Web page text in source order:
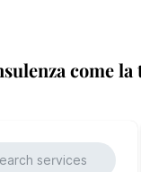
come la